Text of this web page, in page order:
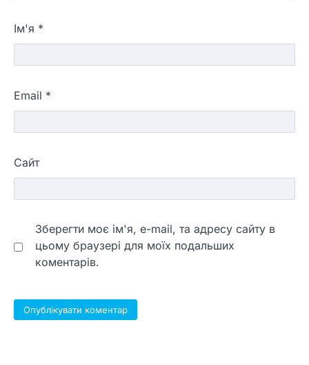
Ім'я *
Email *
Сайт
Зберегти моє ім'я, e-mail, та адресу сайту в
цьому браузері для моїх подальших
коментарів.